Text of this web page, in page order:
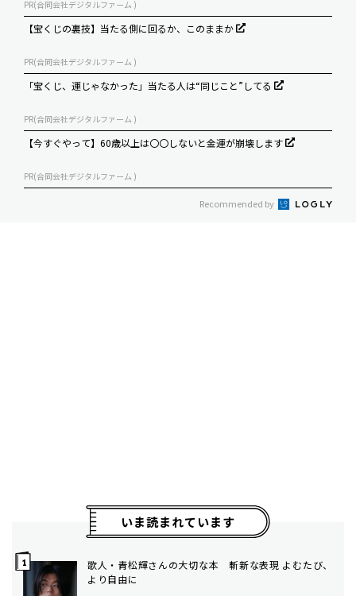
PR(合同会社デジタルファーム )
【宝くじの裏技】当たる側に回るか、このままか
PR(合同会社デジタルファーム )
「宝くじ、運じゃなかった」当たる人は“同じこと”してる
PR(合同会社デジタルファーム )
【今すぐやって】60歳以上は〇〇しないと金運が崩壊します
PR(合同会社デジタルファーム )
Recommended by
いま読まれています
歌人・青松輝さんの大切な本 斬新な表現 よむたび、
より自由に